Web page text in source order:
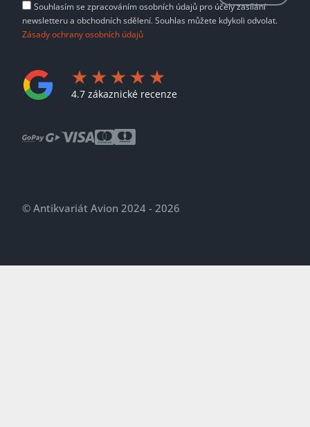
Souhlasím se zpracováním osobních údajů pro účely zasílání
newsletteru a obchodních sdělení. Souhlas můžete kdykoli odvolat.
Zásady ochrany osobních údajů
4.7 zákaznické recenze
© Antikvariát Avion 2024 - 2026